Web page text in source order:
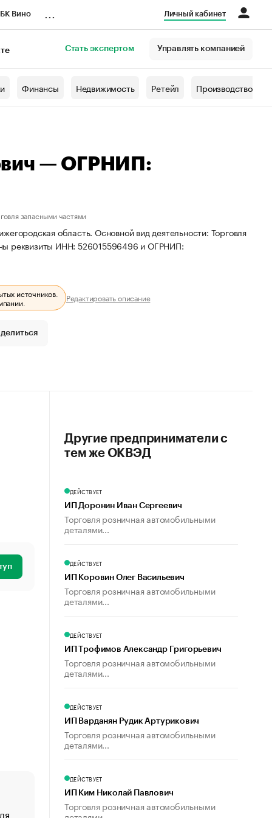
Вино Личный кабинет
Стать экспертом Управлять компанией
Финансы Недвижимость Ретейл Производство
— ОГРНИП:
запасными частями
область. Основной вид деятельности: Торговля
реквизиты ИНН: 526015596496 и ОГРНИП:
источников.
Редактировать описание
«От спорта тело стареет иначе». Как живет глава
Другие предприниматели с
тем же ОКВЭД
ДЕЙСТВУЕТ
ИП Доронин Иван Сергеевич
Торговля розничная автомобильными
деталями...
ДЕЙСТВУЕТ
ИП Коровин Олег Васильевич
Торговля розничная автомобильными
деталями...
ДЕЙСТВУЕТ
ИП Трофимов Александр Григорьевич
Торговля розничная автомобильными
деталями...
ДЕЙСТВУЕТ
ИП Варданян Рудик Артурикович
Торговля розничная автомобильными
деталями...
ДЕЙСТВУЕТ
ИП Ким Николай Павлович
Торговля розничная автомобильными